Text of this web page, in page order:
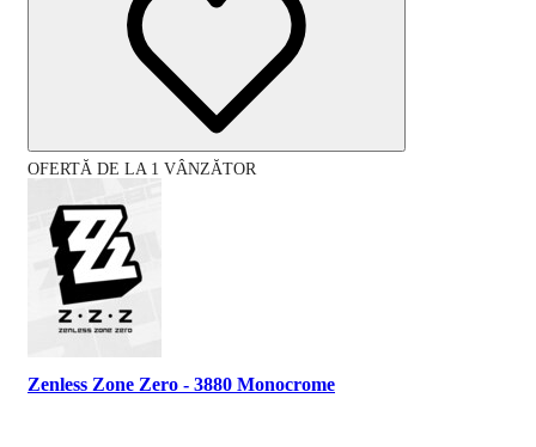
OFERTĂ DE LA 1 VÂNZĂTOR
Zenless Zone Zero - 3880 Monocrome